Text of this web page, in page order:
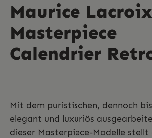
Maurice Lacroix
Masterpiece
Calendrier
Mit dem puristischen, dennoch
elegant und luxuriös
dieser Masterpiece-Modelle stellt